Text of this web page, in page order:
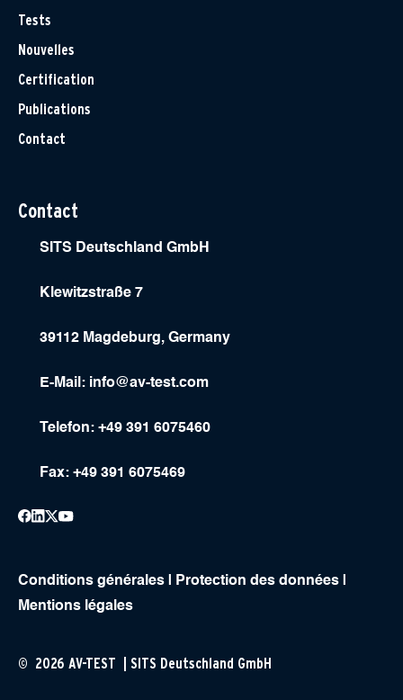
Tests
Nouvelles
Certification
Publications
Contact
Contact
SITS Deutschland GmbH
Klewitzstraße 7
39112 Magdeburg, Germany
E-Mail: info@av-test.com
Telefon: +49 391 6075460
Fax: +49 391 6075469
Conditions générales Protection des données
Mentions légales
© 2026 AV-TEST | SITS Deutschland GmbH